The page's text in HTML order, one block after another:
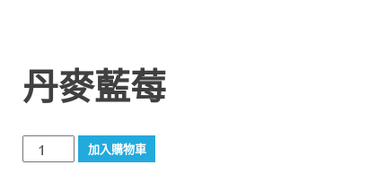
丹麥藍莓
麥
加入購物車